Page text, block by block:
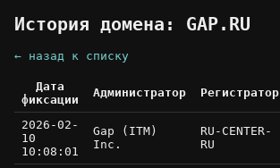
История домена: GAP.RU
← назад к списку
Дата
фиксации
Администратор Регистратор
2026-02-
10
10:08:01
Gap (ITM)
Inc.
RU-CENTER-
RU